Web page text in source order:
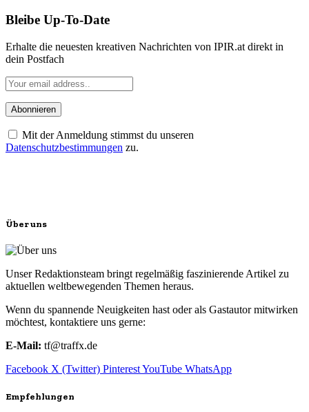
Bleibe Up-To-Date
Erhalte die neuesten kreativen Nachrichten von IPIR.at direkt in
dein Postfach
Mit der Anmeldung stimmst du unseren
Datenschutzbestimmungen zu.
Über uns
Unser Redaktionsteam bringt regelmäßig faszinierende Artikel zu
aktuellen weltbewegenden Themen heraus.
Wenn du spannende Neuigkeiten hast oder als Gastautor mitwirken
möchtest, kontaktiere uns gerne:
E-Mail: tf@traffx.de
Facebook X (Twitter) PinterestYouTube WhatsApp
Empfehlungen